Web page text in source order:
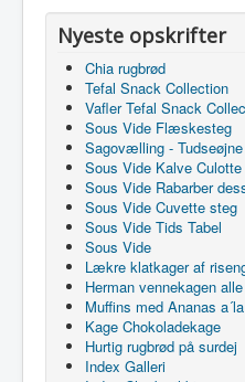
Nyeste opskrifter
Chia rugbrød
Tefal Snack Collection
Vafler Tefal Snack
Sous Vide Flæskesteg
Sagovælling -
Sous Vide Kalve Culotte
Sous Vide Rabarber
Sous Vide Cuvette steg
Sous Vide Tids Tabel
Sous Vide
Lækre klatkager af
Herman vennekagen
Muffins med Ananas
Kage Chokoladekage
Hurtig rugbrød på surdej
Index Galleri